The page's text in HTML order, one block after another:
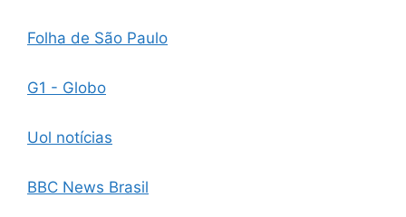
Folha de São Paulo
G1 - Globo
Uol notícias
BBC News Brasil